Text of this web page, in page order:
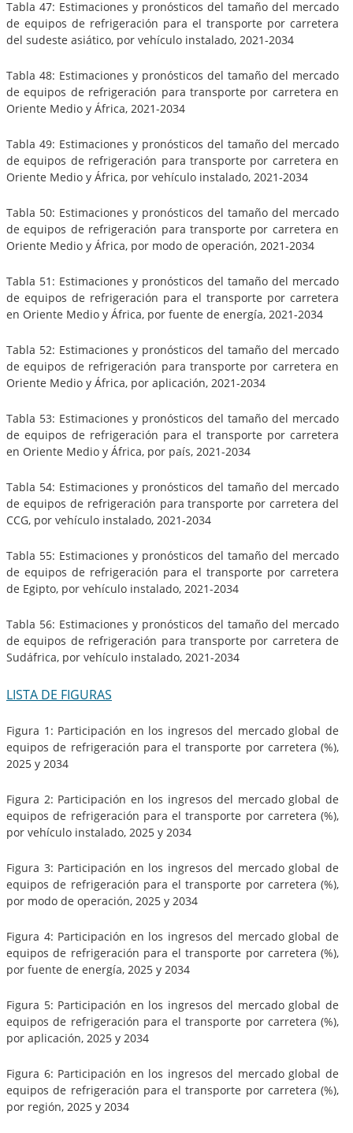
Tabla 47: Estimaciones y pronósticos del tamaño del mercado
de equipos de refrigeración para el transporte por carretera
del sudeste asiático, por vehículo instalado, 2021-2034
Tabla 48: Estimaciones y pronósticos del tamaño del mercado
de equipos de refrigeración para transporte por carretera en
Oriente Medio y África, 2021-2034
Tabla 49: Estimaciones y pronósticos del tamaño del mercado
de equipos de refrigeración para transporte por carretera en
Oriente Medio y África, por vehículo instalado, 2021-2034
Tabla 50: Estimaciones y pronósticos del tamaño del mercado
de equipos de refrigeración para transporte por carretera en
Oriente Medio y África, por modo de operación, 2021-2034
Tabla 51: Estimaciones y pronósticos del tamaño del mercado
de equipos de refrigeración para el transporte por carretera
en Oriente Medio y África, por fuente de energía, 2021-2034
Tabla 52: Estimaciones y pronósticos del tamaño del mercado
de equipos de refrigeración para transporte por carretera en
Oriente Medio y África, por aplicación, 2021-2034
Tabla 53: Estimaciones y pronósticos del tamaño del mercado
de equipos de refrigeración para el transporte por carretera
en Oriente Medio y África, por país, 2021-2034
Tabla 54: Estimaciones y pronósticos del tamaño del mercado
de equipos de refrigeración para transporte por carretera del
CCG, por vehículo instalado, 2021-2034
Tabla 55: Estimaciones y pronósticos del tamaño del mercado
de equipos de refrigeración para el transporte por carretera
de Egipto, por vehículo instalado, 2021-2034
Tabla 56: Estimaciones y pronósticos del tamaño del mercado
de equipos de refrigeración para transporte por carretera de
Sudáfrica, por vehículo instalado, 2021-2034
LISTA DE FIGURAS
Figura 1: Participación en los ingresos del mercado global de
equipos de refrigeración para el transporte por carretera (%),
2025 y 2034
Figura 2: Participación en los ingresos del mercado global de
equipos de refrigeración para el transporte por carretera (%),
por vehículo instalado, 2025 y 2034
Figura 3: Participación en los ingresos del mercado global de
equipos de refrigeración para el transporte por carretera (%),
por modo de operación, 2025 y 2034
Figura 4: Participación en los ingresos del mercado global de
equipos de refrigeración para el transporte por carretera (%),
por fuente de energía, 2025 y 2034
Figura 5: Participación en los ingresos del mercado global de
equipos de refrigeración para el transporte por carretera (%),
por aplicación, 2025 y 2034
Figura 6: Participación en los ingresos del mercado global de
equipos de refrigeración para el transporte por carretera (%),
por región, 2025 y 2034